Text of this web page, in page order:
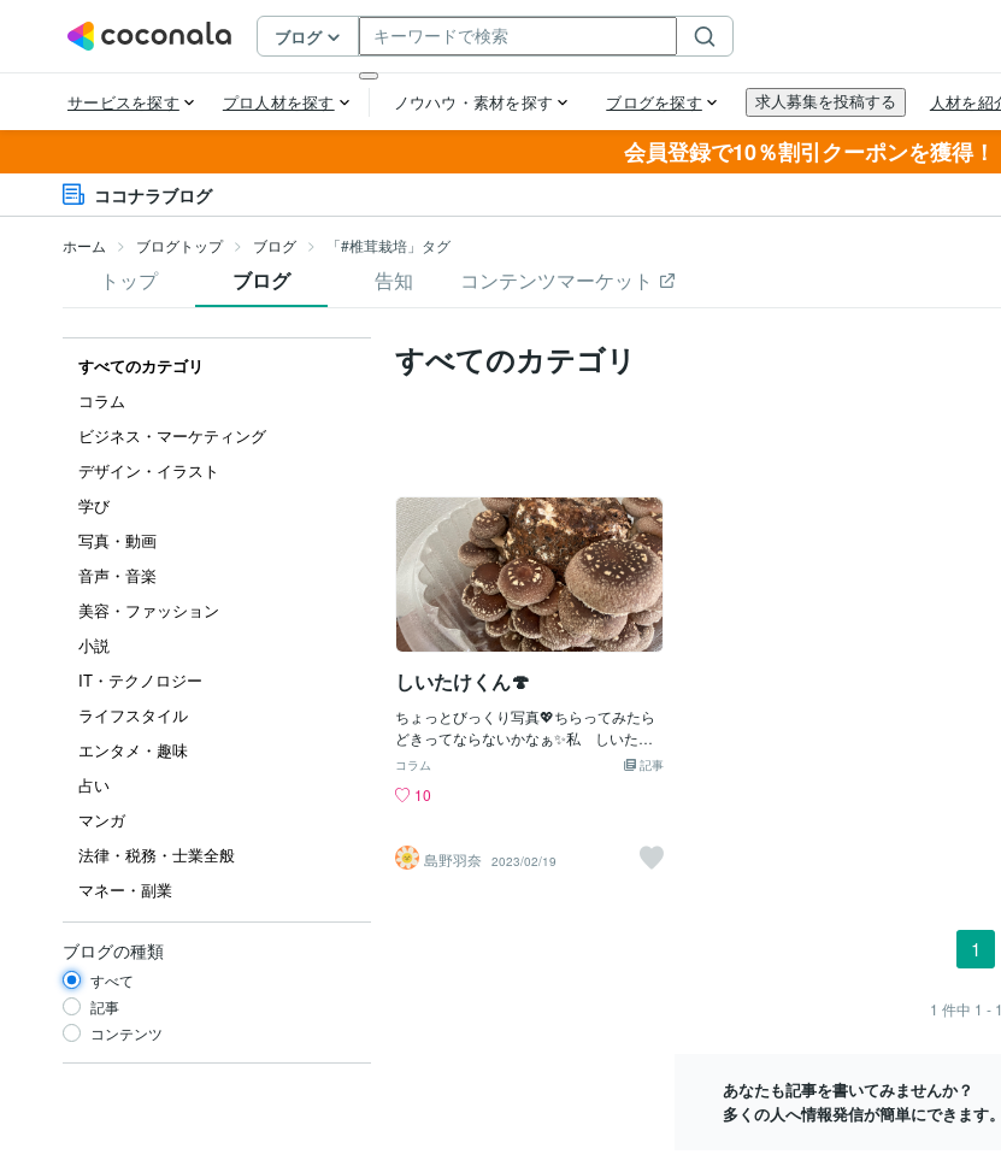
会員登録で10％割引クーポンを獲得！
ココナラブログ
ホーム ブログトップ ブログ 「#椎茸栽培」タグ
トップ ブログ 告知 コンテンツマーケット
すべてのカテゴリ
コラム
ビジネス・マーケティング
デザイン・イラスト
学び
写真・動画
音声・音楽
美容・ファッション
小説
IT・テクノロジー
ライフスタイル
エンタメ・趣味
占い
マンガ
法律・税務・士業全般
マネー・副業
ブログの種類
すべて
記事
コンテンツ
すべてのカテゴリ
しいたけくん🍄
ちょっとびっくり写真💖ちらってみたら
どきってならないかなぁ✨私 しいたけ
育ててみましたもお どんどん増えて大
シュッって霧吹きするのですがその霧吹
じでそのたびにうわぁ〜💕 うわ〜💕って
声出して喜んでいましたそして食べきれ
記事
コラム
10
島野羽奈 2023/02/19
1
1 件中 1 - 1
あなたも記事を書いてみませんか？
多くの人へ情報発信が簡単にできます。